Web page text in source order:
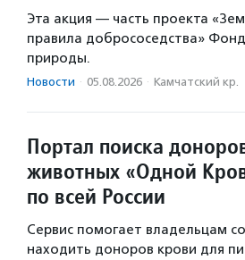
Эта акция — часть проекта
правила добрососедства»
природы.
Новости · 05.08.2026 · Камчатский кр.
Портал поиска
животных «Одной
по всей России
Сервис помогает владельцам
находить доноров крови для